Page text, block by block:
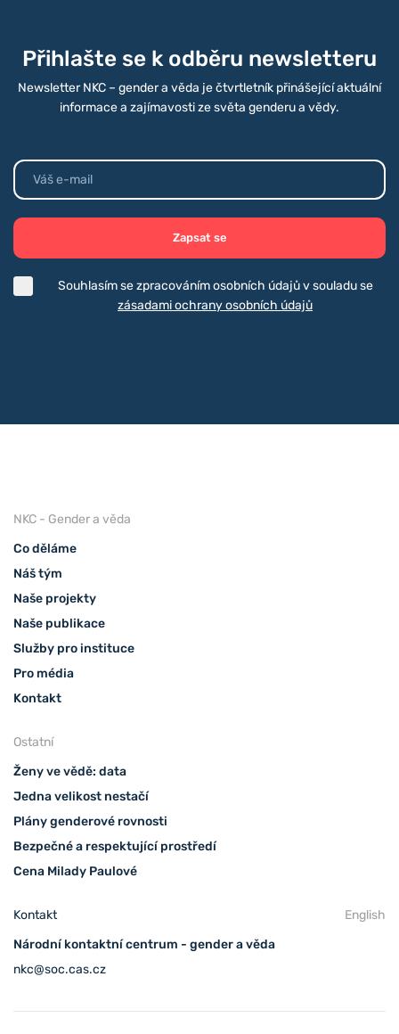
Přihlašte se k odběru newsletteru
Newsletter NKC – gender a věda je čtvrtletník přinášející aktuální
informace a zajímavosti ze světa genderu a vědy.
Zapsat se
Souhlasím se zpracováním osobních údajů v souladu se
zásadami ochrany osobních údajů
NKC - Gender a věda
Co děláme
Náš tým
Naše projekty
Naše publikace
Služby pro instituce
Pro média
Kontakt
Ostatní
Ženy ve vědě: data
Jedna velikost nestačí
Plány genderové rovnosti
Bezpečné a respektující prostředí
Cena Milady Paulové
Kontakt
English
Národní kontaktní centrum - gender a věda
nkc@soc.cas.cz